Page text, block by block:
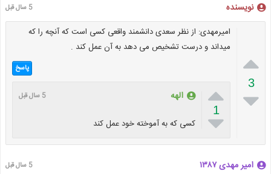
نویسنده 5 سال قبل

3

امیرمهدی: از نظر سعدی دانشمند واقعی کسی است که آنچه را که
میداند و درست تشخیص می دهد به آن عمل کند .
پاسخ

1

الهه 5 سال قبل
کسی که به آموخته خود عمل کند
امیر مهدی ١٣٨٧ 5 سال قبل